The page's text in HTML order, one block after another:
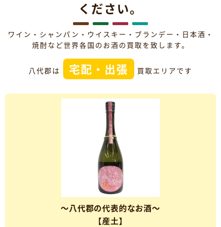
ください。
ワイン・シャンパン・ウイスキー・ブランデー・日本酒・
焼酎など世界各国のお酒の買取を致します。
八代郡は 宅配・出張 買取エリアです
～八代郡の代表的なお酒～
【産土】